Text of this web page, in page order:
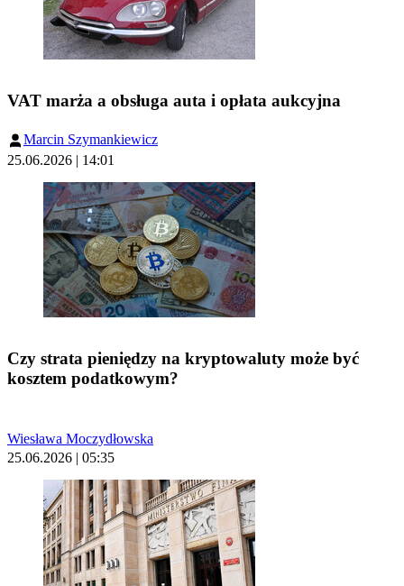
VAT marża a obsługa auta i opłata aukcyjna
Marcin Szymankiewicz
25.06.2026 | 14:01
Czy strata pieniędzy na kryptowaluty może być
kosztem podatkowym?
Wiesława Moczydłowska
25.06.2026 | 05:35